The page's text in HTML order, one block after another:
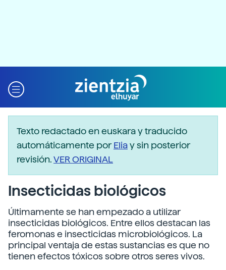
Texto redactado en euskara y traducido
automáticamente porEliay sin posterior
revisión.VER ORIGINAL
Insecticidas biológicos
Últimamente se han empezado a utilizar
insecticidas biológicos. Entre ellos destacan las
feromonas e insecticidas microbiológicos. La
principal ventaja de estas sustancias es que no
tienen efectos tóxicos sobre otros seres vivos.